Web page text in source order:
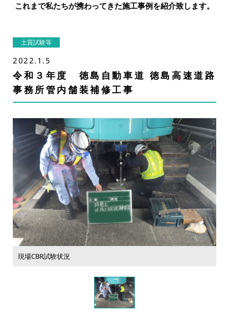
これまで私たちが携わってきた施工事例を紹介致します。
土質試験等
2022.1.5
令和３年度 徳島自動車道 徳島高速道路
事務所管内舗装補修工事
現場CBR試験状況